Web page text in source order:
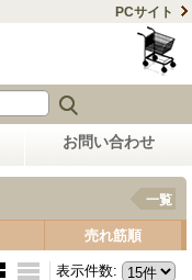
PCサイト
お問い合わせ
一覧
売れ筋順
表示件数: